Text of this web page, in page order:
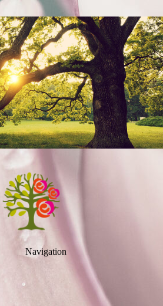
Navigation